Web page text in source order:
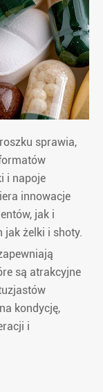
sprawia,
i napoje
innowacje
jak i
jak żelki i shoty.
są atrakcyjne
kondycję,
i